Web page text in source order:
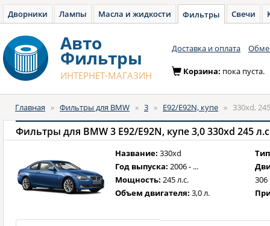
Дворники Лампы Масла и жидкости Фильтры Свечи
Авто
Фильтры
ИНТЕРНЕТ-МАГАЗИН
Доставка и оплата
Корзина: пока пуста.
Главная » Фильтры для BMW » 3 » E92/E92N, купе » 330xd,
Фильтры для BMW 3 E92/E92N, купе 3,0 330xd 245
Название: 330xd
Год выпуска: 2006 - ...
Мощность: 245 л.с.
Объем двигателя: 3,0 л.
306